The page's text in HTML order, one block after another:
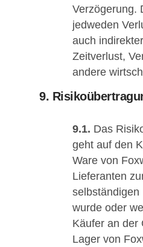
Verzögerung.
jedweden
auch
Zeitverlust,
andere
9.
9.1. Das
geht auf den
Ware von
Lieferanten
selbständigen
wurde oder
Käufer an der
Lager von